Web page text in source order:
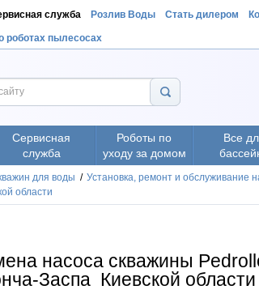
служба Розлив Воды Стать дилером
роботах пылесосах
Сервисная
служба
Роботы по
уходу за домом
Все
для воды / Установка, ремонт и обслуживание
области
насоса скважины
Заспа Киевской области